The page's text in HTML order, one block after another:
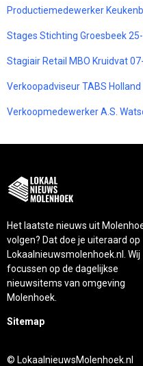
Productiemedewerker
Stages Stichting Groesbeek
Stagiair Retail MBO Kruidvat
Verkoopadviseur TABS
Verkoopmedewerker A.S.
Het laatste nieuws uit
volgen? Dat doe je uiteraard op
Lokaalnieuwsmolenhoek.nl. Wij
focussen op de dagelijkse
nieuwsitems van omgeving
Molenhoek.
Sitemap
© LokaalnieuwsMolenhoek.nl